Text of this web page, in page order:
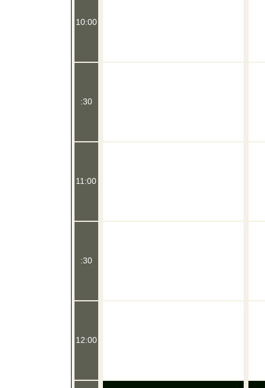
10:00
:30
11:00
:30
12:00